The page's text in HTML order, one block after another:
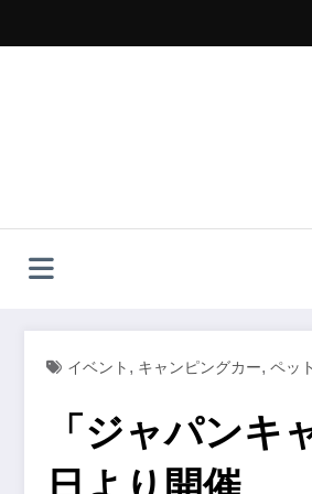
ッ
イベント , キャンピングカー, ペット
「ジャパンキ